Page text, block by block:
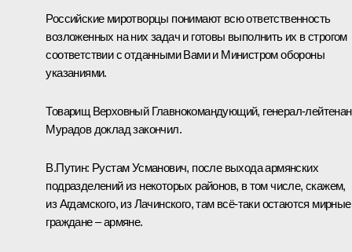
Российские миротворцы понимают всю ответственность
возложенных на них задач и готовы выполнить их в строгом
соответствии с отданными Вами и Министром обороны
указаниями.
Товарищ Верховный Главнокомандующий, генерал-
Мурадов доклад закончил.
В.Путин: Рустам Усманович, после выхода армянских
подразделений из некоторых районов, в том числе, скажем,
из Агдамского, из Лачинского, там всё-таки остаются мирные
граждане – армяне.